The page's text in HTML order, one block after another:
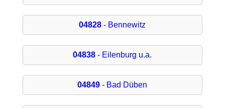
04828 - Bennewitz
04838 - Eilenburg u.a.
04849 - Bad Düben